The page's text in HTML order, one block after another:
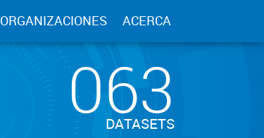
ORGANIZACIONES ACERCA
063
DATASETS